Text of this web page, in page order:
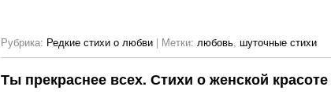
Рубрика: Редкие стихи о любви | Метки: любовь, шуточные стихи
Ты прекраснее всех. Стихи о женской красоте